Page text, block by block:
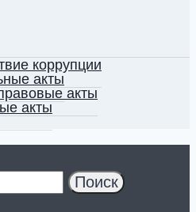
коррупции
акты
акты
акты